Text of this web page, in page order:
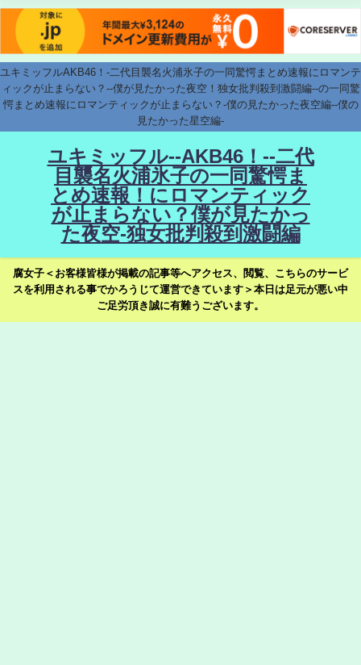
ユキミッフルAKB46！-二代目襲名火浦氷子の一同驚愕まとめ速報にロマンテ
ィックが止まらない？--僕が見たかった夜空！独女批判殺到激闘編--の一同驚
愕まとめ速報にロマンティックが止まらない？-僕の見たかった夜空編--僕の
見たかった星空編-
ユキミッフル--AKB46！--二代
目襲名火浦氷子の一同驚愕ま
とめ速報！にロマンティック
が止まらない？僕が見たかっ
た夜空-独女批判殺到激闘編
腐女子＜お客様皆様が掲載の記事等へアクセス、閲覧、こちらのサービ
スを利用される事でかろうじて運営できています＞本日は足元が悪い中
ご足労頂き誠に有難うございます。